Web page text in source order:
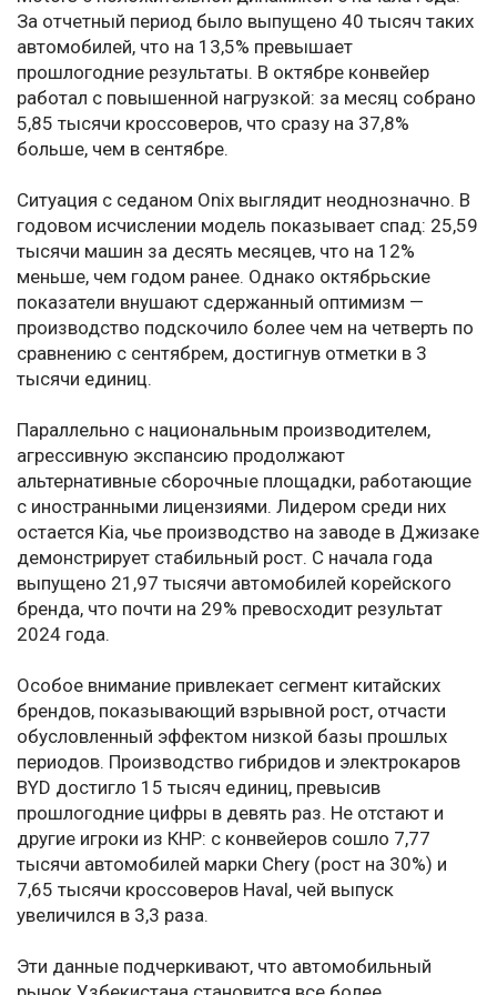
За отчетный период было выпущено 40 тысяч таких
автомобилей, что на 13,5% превышает
прошлогодние результаты. В октябре конвейер
работал с повышенной нагрузкой: за месяц собрано
5,85 тысячи кроссоверов, что сразу на 37,8%
больше, чем в сентябре.
Ситуация с седаном Onix выглядит неоднозначно. В
годовом исчислении модель показывает спад: 25,59
тысячи машин за десять месяцев, что на 12%
меньше, чем годом ранее. Однако октябрьские
показатели внушают сдержанный оптимизм —
производство подскочило более чем на четверть по
сравнению с сентябрем, достигнув отметки в 3
тысячи единиц.
Параллельно с национальным производителем,
агрессивную экспансию продолжают
альтернативные сборочные площадки, работающие
с иностранными лицензиями. Лидером среди них
остается Kia, чье производство на заводе в Джизаке
демонстрирует стабильный рост. С начала года
выпущено 21,97 тысячи автомобилей корейского
бренда, что почти на 29% превосходит результат
2024 года.
Особое внимание привлекает сегмент китайских
брендов, показывающий взрывной рост, отчасти
обусловленный эффектом низкой базы прошлых
периодов. Производство гибридов и электрокаров
BYD достигло 15 тысяч единиц, превысив
прошлогодние цифры в девять раз. Не отстают и
другие игроки из КНР: с конвейеров сошло 7,77
тысячи автомобилей марки Chery (рост на 30%) и
7,65 тысячи кроссоверов Haval, чей выпуск
увеличился в 3,3 раза.
Эти данные подчеркивают, что автомобильный